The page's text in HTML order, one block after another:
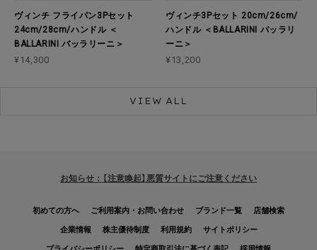
ヴィンチ フライパン3Pセット
24cm/28cm/ハンドル ＜
BALLARINI バッラリーニ＞
¥14,300
ヴィンチ3Pセット 20cm/26cm/
ハンドル ＜BALLARINI バッラリ
ーニ＞
¥13,200
VIEW ALL
お知らせ：【注意喚起】悪質サイトにご注意ください
初めての方へ ご利用案内・お問い合わせ ブランド一覧
店舗検索
企業情報
株主優待制度 利用規約
サイトポリシー